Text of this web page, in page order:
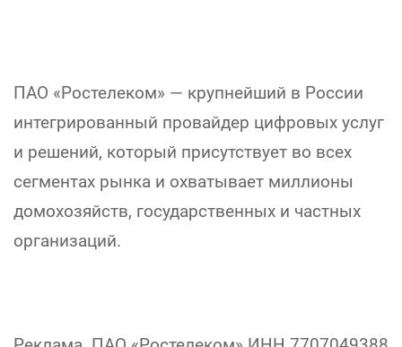
ПАО «Ростелеком» — крупнейший в России
интегрированный провайдер цифровых услуг
и решений, который присутствует во всех
сегментах рынка и охватывает миллионы
домохозяйств, государственных и частных
организаций.